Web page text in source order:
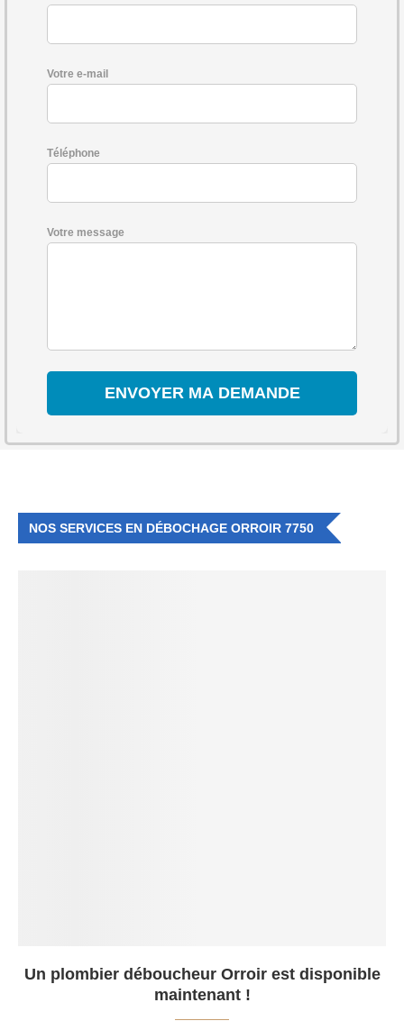
Votre e-mail
Téléphone
Votre message
NOS SERVICES EN DÉBOCHAGE ORROIR 7750
Un plombier déboucheur Orroir est disponible
maintenant !